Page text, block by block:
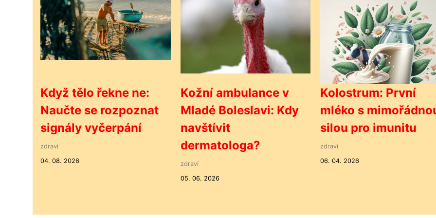
Když tělo řekne ne:
Naučte se rozpoznat
signály vyčerpání
zdraví
04. 08. 2026
Kožní ambulance v
Mladé Boleslavi: Kdy
navštívit
dermatologa?
zdraví
05. 06. 2026
Kolostrum: První
mléko s
silou pro imunitu
zdraví
06. 04. 2026